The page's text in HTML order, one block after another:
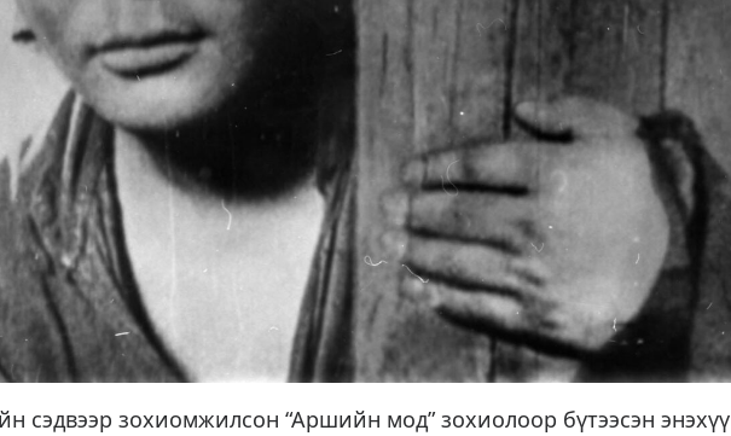
сэдвээр зохиомжилсон “Аршийн мод” зохиолоор бүтээсэн энэхүү